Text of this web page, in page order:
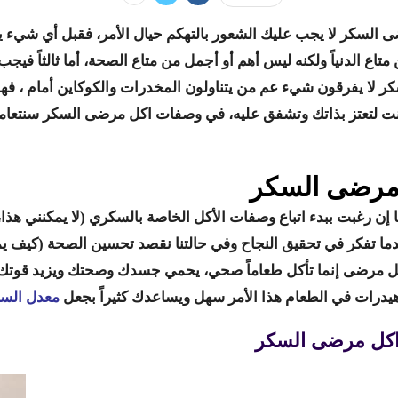
السكر لا يجب عليك الشعور بالتهكم حيال الأمر، فقبل أي
متاع الدنياً ولكنه ليس أهم أو أجمل من متاع الصحة، أما ثالثاً
لا يفرقون شيء عم من يتناولون المخدرات والكوكاين أمام ،
لتعتز بذاتك وتشفق عليه، في وصفات اكل مرضى السكر
السكر
رغبت ببدء اتباع وصفات الأكل الخاصة بالسكري (لا يمكنني
تفكر في تحقيق النجاح وفي حالتنا نقصد تحسين الصحة (كيف
مرضى إنما تأكل طعاماً صحي، يحمي جسدك وصحتك ويزيد
في الطعام هذا الأمر سهل ويساعدك كثيراً بجعل معدل